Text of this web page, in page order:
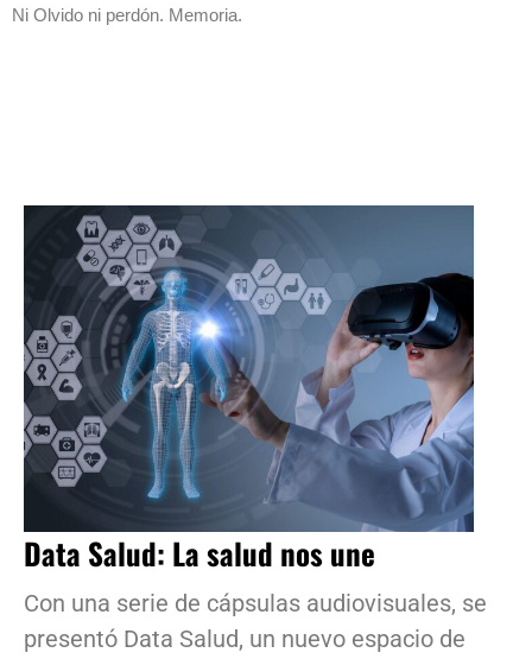
Ni Olvido ni perdón. Memoria.
Data Salud: La salud nos une
Con una serie de cápsulas audiovisuales, se
presentó Data Salud, un nuevo espacio de